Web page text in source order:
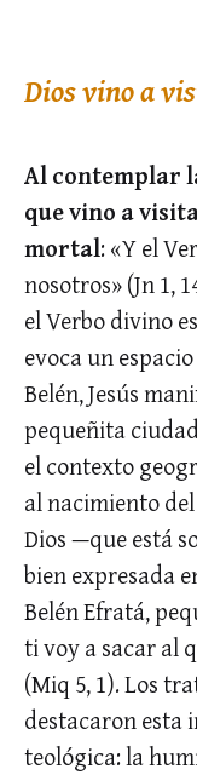
Dios vino a
Al contemplar
que vino a
mortal: «Y el
nosotros» (Jn 1,
el Verbo divino
evoca un
Belén, Jesús
pequeñita
el contexto
al nacimiento
Dios —que está
bien expresada
Belén Efratá,
ti voy a sacar al
(Miq 5, 1). Los
destacaron
teológica: la